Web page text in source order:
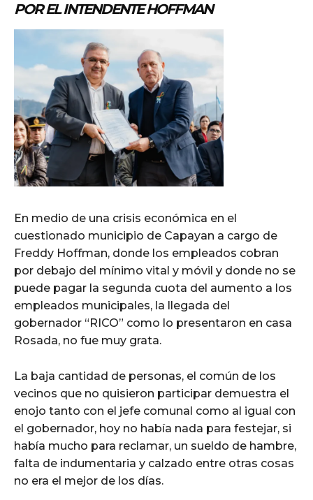
POR EL INTENDENTE HOFFMAN
En medio de una crisis económica en el
cuestionado municipio de Capayan a cargo de
Freddy Hoffman, donde los empleados cobran
por debajo del mínimo vital y móvil y donde no se
puede pagar la segunda cuota del aumento a los
empleados municipales, la llegada del
gobernador “RICO” como lo presentaron en casa
Rosada, no fue muy grata.
La baja cantidad de personas, el común de los
vecinos que no quisieron participar demuestra el
enojo tanto con el jefe comunal como al igual con
el gobernador, hoy no había nada para festejar, si
había mucho para reclamar, un sueldo de hambre,
falta de indumentaria y calzado entre otras cosas
no era el mejor de los días.